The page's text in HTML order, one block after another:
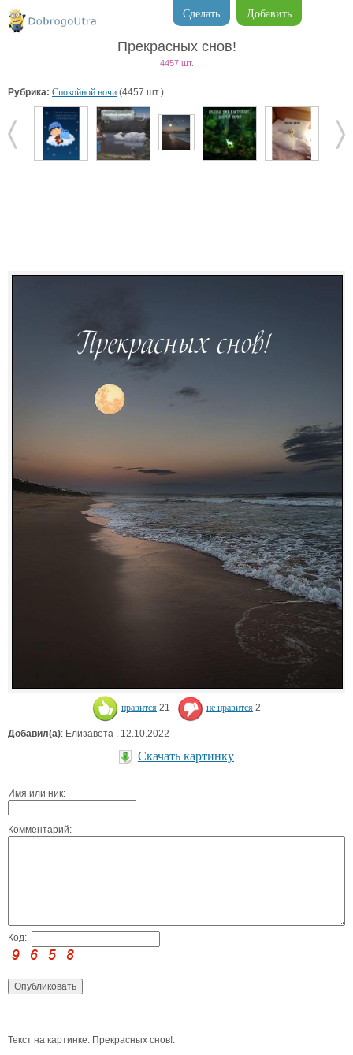
Добавить
Сделать
Прекрасных снов!
4457 шт.
Рубрика: Спокойной ночи (4457 шт.)
нравится 21 не нравится 2
Добавил(а): Елизавета . 12.10.2022
Скачать картинку
Имя или ник:
Комментарий:
Код:
Текст на картинке: Прекрасных снов!.